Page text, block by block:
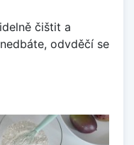
čištit a
odvděčí se